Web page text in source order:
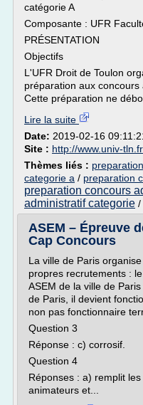
catégorie A
Composante : UFR
PRÉSENTATION
Objectifs
L'UFR Droit de Toulon
préparation aux concours
Cette préparation ne
Lire la suite
Date: 2019-02-16
Site : http://www.univ-tln.fr
Thèmes liés :
categorie a / preparation
preparation concours
administratif categorie /
ASEM – Épreuve
Cap Concours
La ville de Paris
propres recrutements :
ASEM de la ville de
de Paris, il devient
non pas fonctionnaire
Question 3
Réponse : c) corrosif.
Question 4
Réponses : a) remplit
animateurs et...